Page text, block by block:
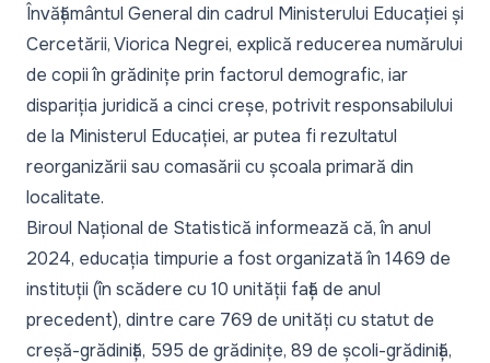
Învățământul General din cadrul Ministerului Educației și
Cercetării, Viorica Negrei, explică reducerea numărului
de copii în grădinițe prin factorul demografic, iar
dispariția juridică a cinci creșe, potrivit responsabilului
de la Ministerul Educației, ar putea fi rezultatul
reorganizării sau comasării cu școala primară din
localitate.
Biroul Național de Statistică informează că, în anul
2024, educația timpurie a fost organizată în 1469 de
instituții (în scădere cu 10 unității față de anul
precedent), dintre care 769 de unități cu statut de
creșă-grădiniță, 595 de grădinițe, 89 de școli-grădiniță,